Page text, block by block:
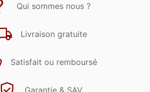
Qui sommes nous ?
Livraison gratuite
Satisfait ou remboursé
Garantie & SAV